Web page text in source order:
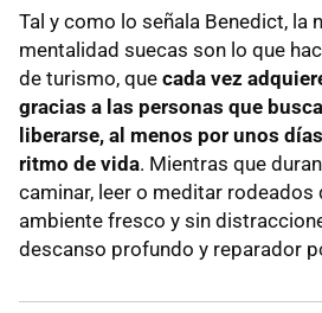
Tal y como lo señala Benedict, la
mentalidad suecas son lo que
de turismo, que cada vez
gracias a las personas que
liberarse, al menos por unos
ritmo de vida. Mientras que
caminar, leer o meditar rodeados
ambiente fresco y sin
descanso profundo y reparador